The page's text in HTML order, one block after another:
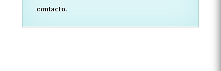
contacto.